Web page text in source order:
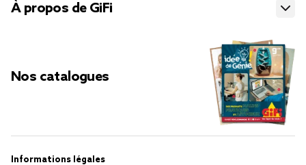
À propos de GiFi
Nos catalogues
Informations légales